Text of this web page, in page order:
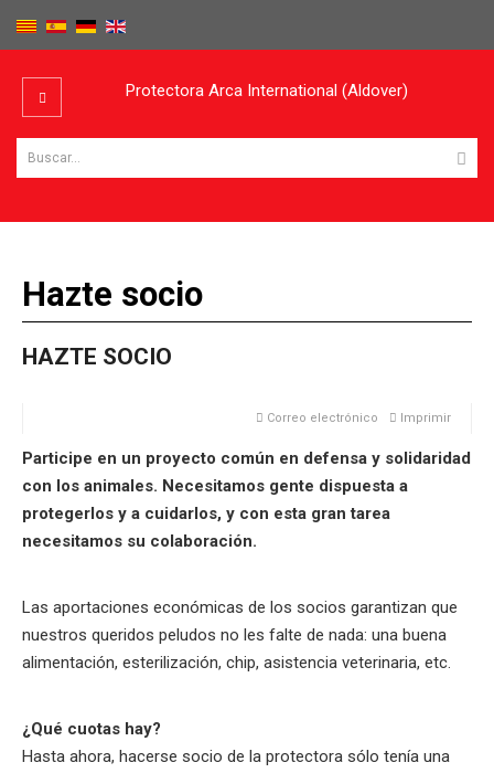
Protectora Arca International (Aldover)
Hazte socio
HAZTE SOCIO
Imprimir
Correo electrónico
Participe en un proyecto común en defensa y solidaridad
con los animales. Necesitamos gente dispuesta a
protegerlos y a cuidarlos, y con esta gran tarea
necesitamos su colaboración.
Las aportaciones económicas de los socios garantizan que
nuestros queridos peludos no les falte de nada: una buena
alimentación, esterilización, chip, asistencia veterinaria, etc.
¿Qué cuotas hay?
Hasta ahora, hacerse socio de la protectora sólo tenía una